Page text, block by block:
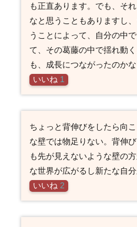
も正直あります。でも、そ
なと思うこともありますし
うことによって、自分の中
て、その葛藤の中で揺れ動
も、成長につながったのか
いいね 1
ちょっと背伸びをしたら向
な壁では物足りない。背伸
も先が見えないような壁の
な世界が広がるし新たな自
いいね 2